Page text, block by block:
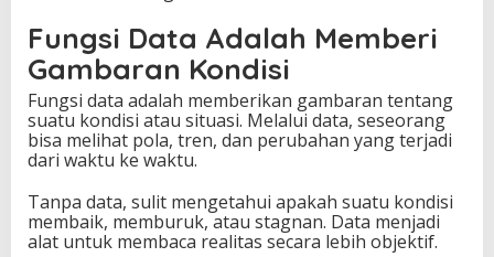
Fungsi Data Adalah Memberi
Gambaran Kondisi
Fungsi data adalah memberikan gambaran tentang
suatu kondisi atau situasi. Melalui data, seseorang
bisa melihat pola, tren, dan perubahan yang terjadi
dari waktu ke waktu.
Tanpa data, sulit mengetahui apakah suatu kondisi
membaik, memburuk, atau stagnan. Data menjadi
alat untuk membaca realitas secara lebih objektif.